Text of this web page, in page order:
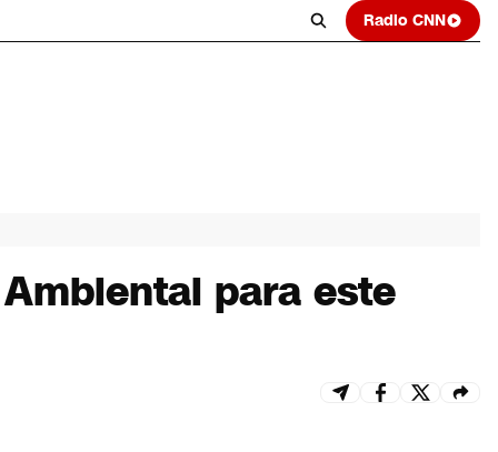
Radio CNN
para este